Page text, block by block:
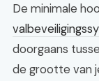
De minimale
doorgaans
de grootte van